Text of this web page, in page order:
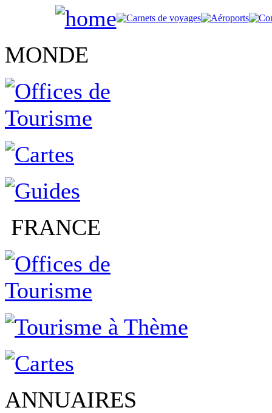
MONDE
FRANCE
ANNUAIRES